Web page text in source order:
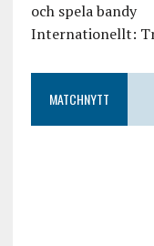
och spela bandy
Internationellt:
MATCHNYTT